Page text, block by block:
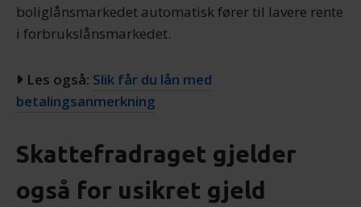
boliglånsmarkedet automatisk fører til lavere rente
i forbrukslånsmarkedet.
Les også: Slik får du lån med
betalingsanmerkning
Skattefradraget gjelder
også for usikret gjeld